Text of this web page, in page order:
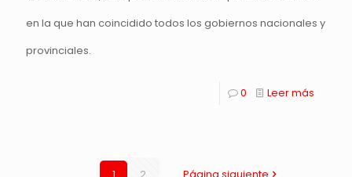
en la que han coincidido todos los gobiernos nacionales y
provinciales.
0 Leer más